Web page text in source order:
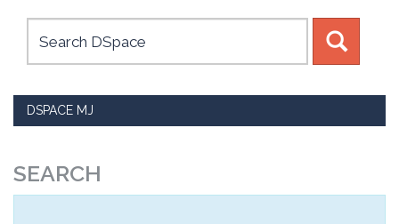
Canais
DSPACE MJ
SEARCH